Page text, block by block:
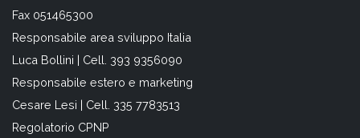
Fax 051465300
Responsabile area sviluppo Italia
Luca Bollini | Cell. 393 9356090
Responsabile estero e marketing
Cesare Lesi | Cell. 335 7783513
Regolatorio CPNP